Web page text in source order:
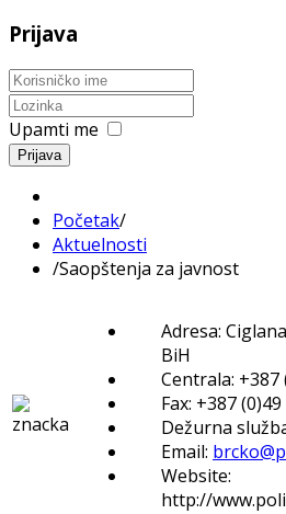
Prijava
Upamti me
Prijava
Početak/
Aktuelnosti
/Saopštenja za javnost
Adresa:
BiH
Centrala: +387
Fax: +387
Dežurna
Email:
Website:
http://